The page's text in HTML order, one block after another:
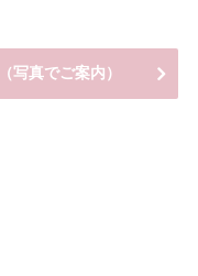
写真でご案内）